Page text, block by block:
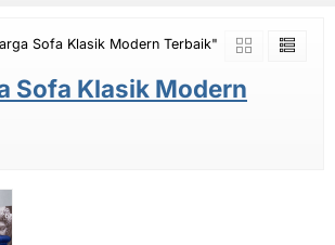
Sofa Klasik Modern Terbaik"
Sofa Klasik Modern